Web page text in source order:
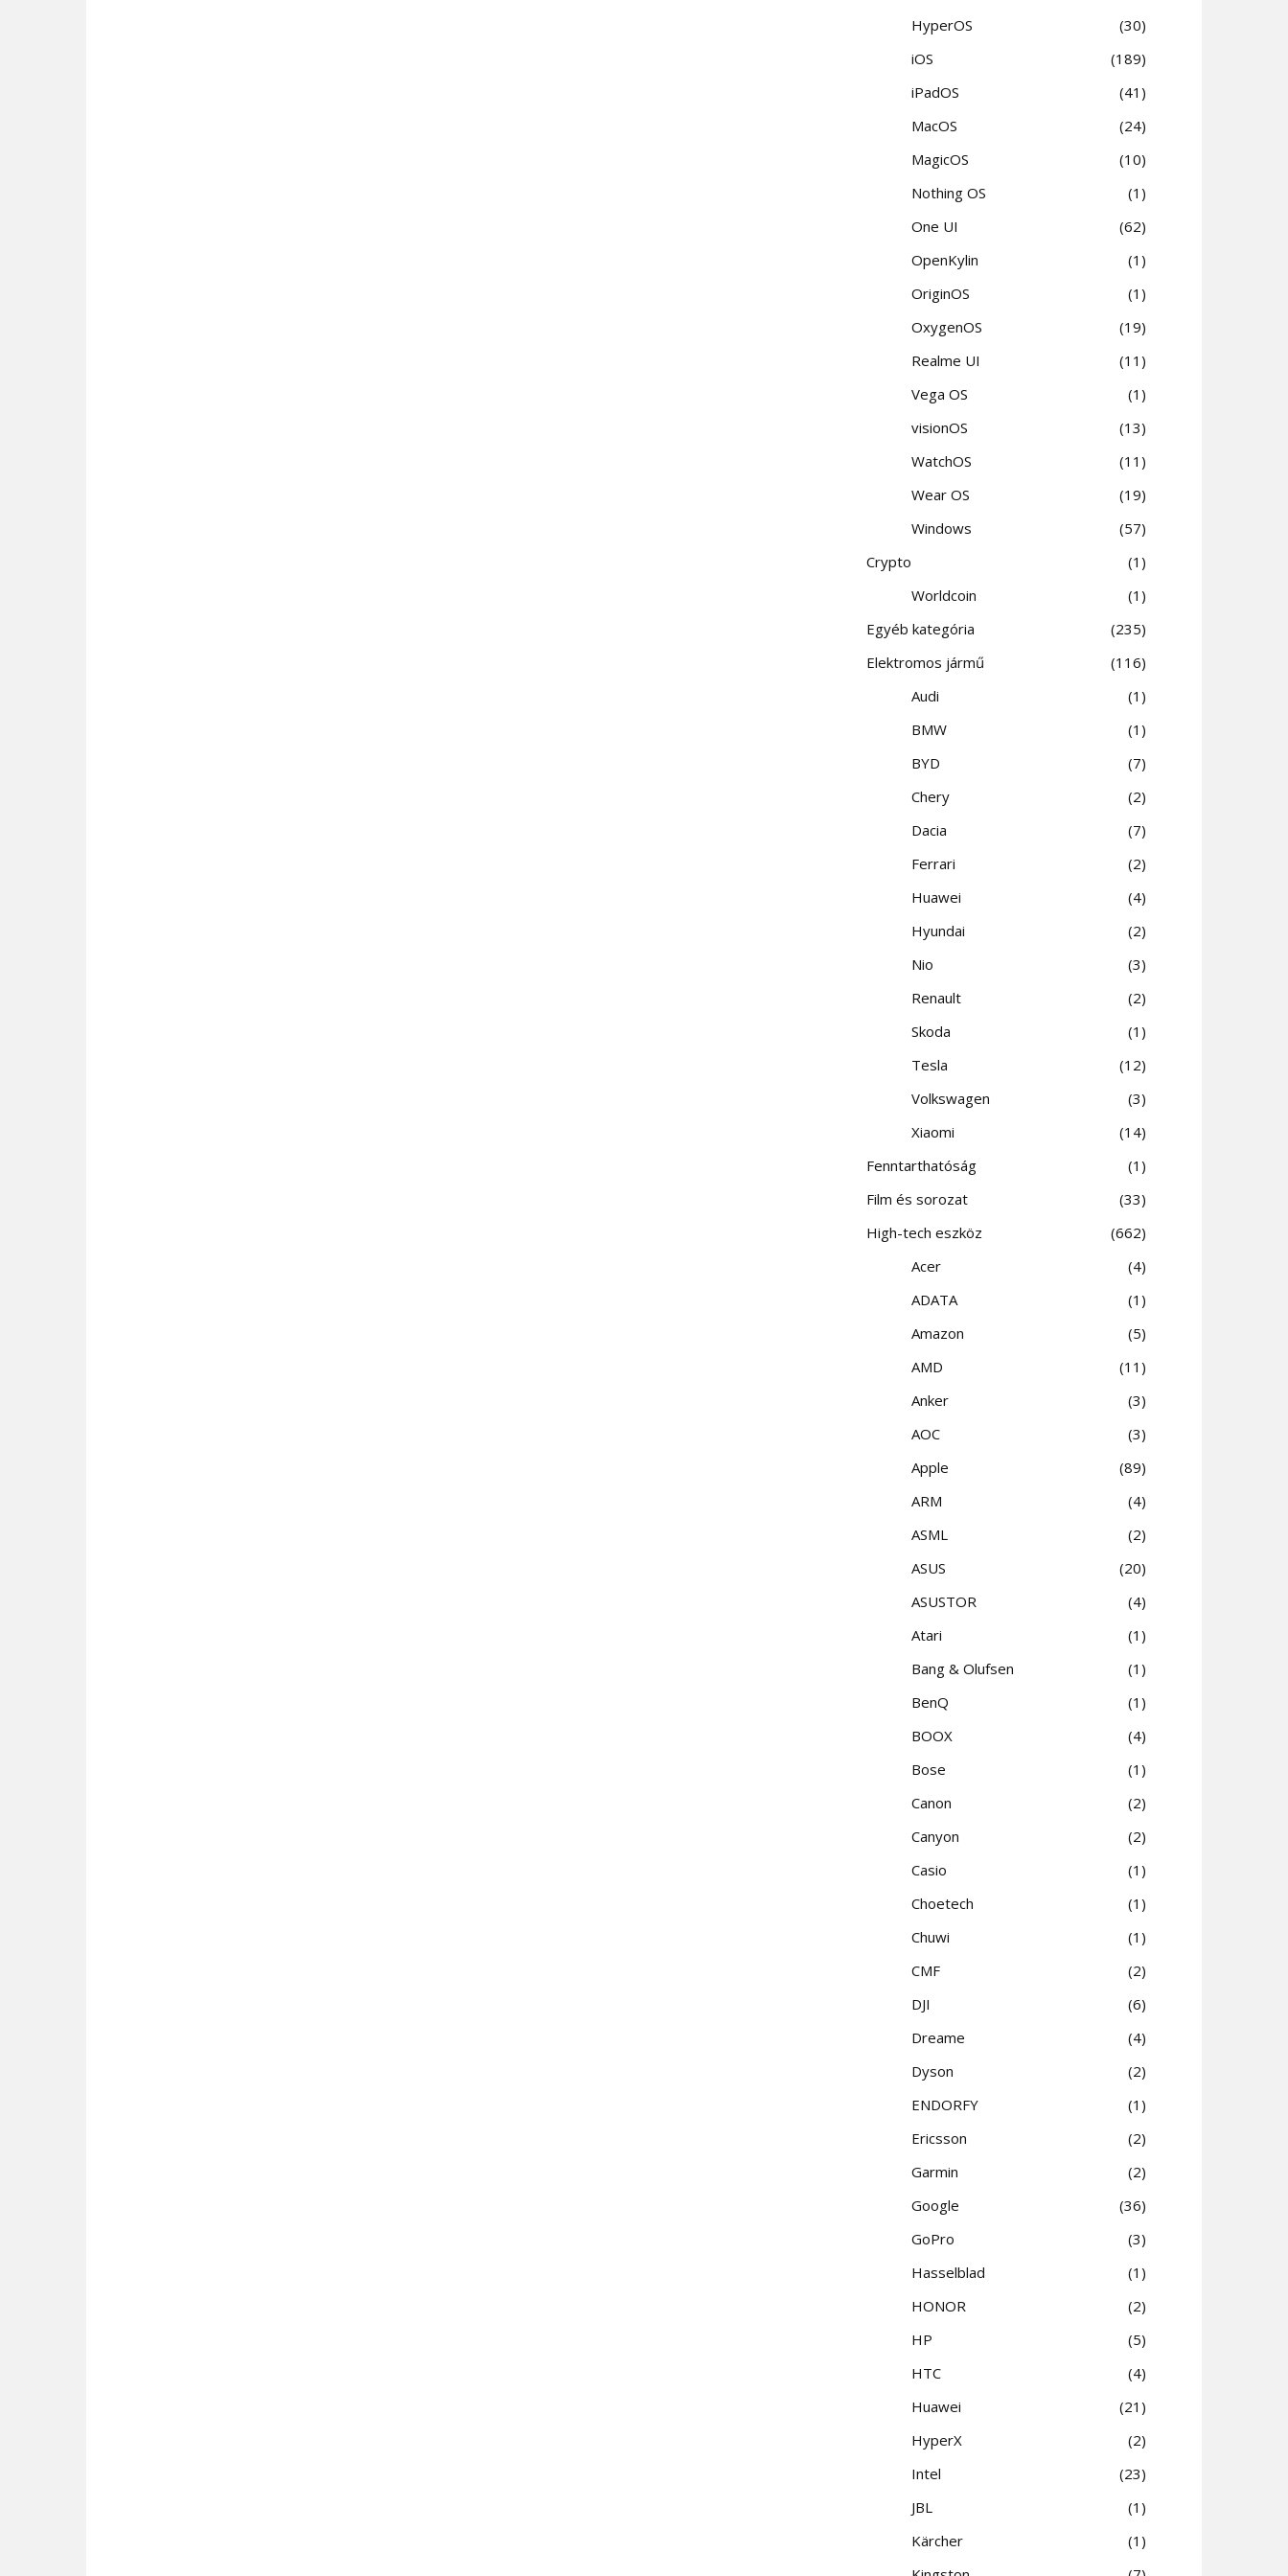
HyperOS
30
iOS
189
iPadOS
41
MacOS
24
MagicOS
10
Nothing OS
1
One UI
62
OpenKylin
1
OriginOS
1
OxygenOS
19
Realme UI
11
Vega OS
1
visionOS
13
WatchOS
11
Wear OS
19
Windows
57
Crypto
1
Worldcoin
1
Egyéb kategória
235
Elektromos jármű
116
Audi
1
BMW
1
BYD
7
Chery
2
Dacia
7
Ferrari
2
Huawei
4
Hyundai
2
Nio
3
Renault
2
Skoda
1
Tesla
12
Volkswagen
3
Xiaomi
14
Fenntarthatóság
1
Film és sorozat
33
High-tech eszköz
662
Acer
4
ADATA
1
Amazon
5
AMD
11
Anker
3
AOC
3
Apple
89
ARM
4
ASML
2
ASUS
20
ASUSTOR
4
Atari
1
Bang & Olufsen
1
BenQ
1
BOOX
4
Bose
1
Canon
2
Canyon
2
Casio
1
Choetech
1
Chuwi
1
CMF
2
DJI
6
Dreame
4
Dyson
2
ENDORFY
1
Ericsson
2
Garmin
2
Google
36
GoPro
3
Hasselblad
1
HONOR
2
HP
5
HTC
4
Huawei
21
HyperX
2
Intel
23
JBL
1
Kärcher
1